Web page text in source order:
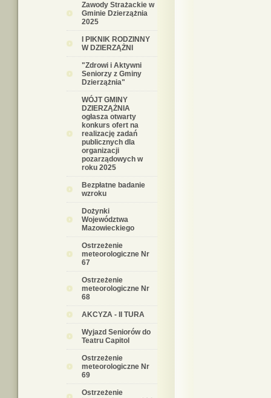
Zawody Strażackie w
Gminie Dzierzążnia
2025
I PIKNIK RODZINNY
W DZIERZĄŻNI
"Zdrowi i Aktywni
Seniorzy z Gminy
Dzierzążnia"
WÓJT GMINY
DZIERZĄŻNIA
ogłasza otwarty
konkurs ofert na
realizację zadań
publicznych dla
organizacji
pozarządowych w
roku 2025
Bezpłatne badanie
wzroku
Dożynki
Województwa
Mazowieckiego
Ostrzeżenie
meteorologiczne Nr
67
Ostrzeżenie
meteorologiczne Nr
68
AKCYZA - II TURA
Wyjazd Seniorów do
Teatru Capitol
Ostrzeżenie
meteorologiczne Nr
69
Ostrzeżenie